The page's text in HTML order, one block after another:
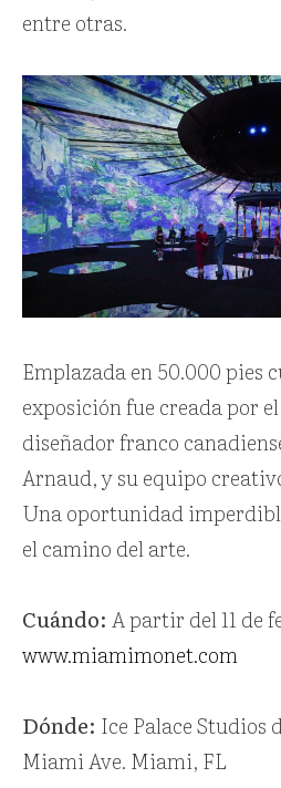
entre otras.
Emplazada en 50.000 pies
exposición fue creada por
diseñador franco
Arnaud, y su equipo
Una oportunidad
el camino del arte.
Cuándo: A partir del 11 de
www.miamimonet.com
Dónde: Ice Palace Studios
Miami Ave. Miami, FL